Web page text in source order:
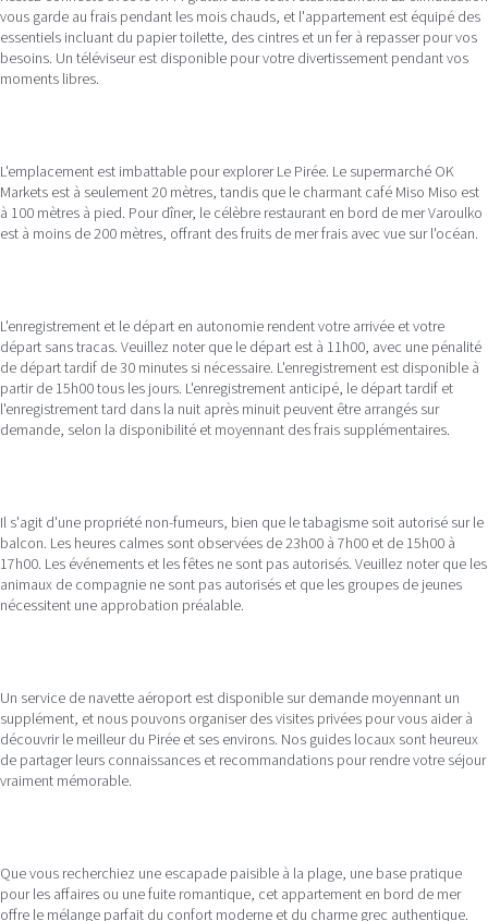
vous garde au frais pendant les mois chauds, et l'appartement est équipé des
essentiels incluant du papier toilette, des cintres et un fer à repasser pour vos
besoins. Un téléviseur est disponible pour votre divertissement pendant vos
moments libres.
L'emplacement est imbattable pour explorer Le Pirée. Le supermarché OK
Markets est à seulement 20 mètres, tandis que le charmant café Miso Miso est
à 100 mètres à pied. Pour dîner, le célèbre restaurant en bord de mer Varoulko
est à moins de 200 mètres, offrant des fruits de mer frais avec vue sur l'océan.
L'enregistrement et le départ en autonomie rendent votre arrivée et votre
départ sans tracas. Veuillez noter que le départ est à 11h00, avec une pénalité
de départ tardif de 30 minutes si nécessaire. L'enregistrement est disponible à
partir de 15h00 tous les jours. L'enregistrement anticipé, le départ tardif et
l'enregistrement tard dans la nuit après minuit peuvent être arrangés sur
demande, selon la disponibilité et moyennant des frais supplémentaires.
Il s'agit d'une propriété non-fumeurs, bien que le tabagisme soit autorisé sur le
balcon. Les heures calmes sont observées de 23h00 à 7h00 et de 15h00 à
17h00. Les événements et les fêtes ne sont pas autorisés. Veuillez noter que les
animaux de compagnie ne sont pas autorisés et que les groupes de jeunes
nécessitent une approbation préalable.
Un service de navette aéroport est disponible sur demande moyennant un
supplément, et nous pouvons organiser des visites privées pour vous aider à
découvrir le meilleur du Pirée et ses environs. Nos guides locaux sont heureux
de partager leurs connaissances et recommandations pour rendre votre séjour
vraiment mémorable.
Que vous recherchiez une escapade paisible à la plage, une base pratique
pour les affaires ou une fuite romantique, cet appartement en bord de mer
offre le mélange parfait du confort moderne et du charme grec authentique.